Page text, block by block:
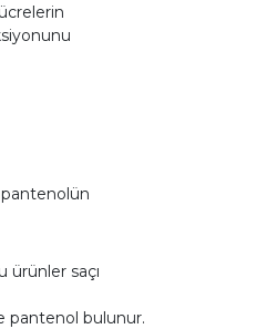
pantenolün
ürünler saçı
pantenol bulunur.